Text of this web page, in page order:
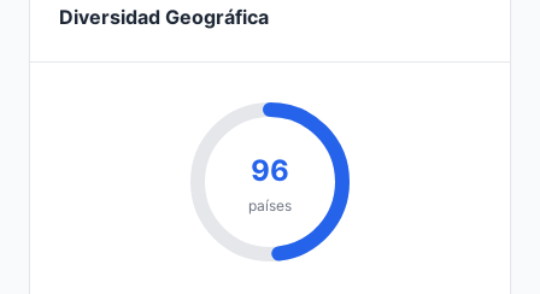
Diversidad Geográfica
96
países